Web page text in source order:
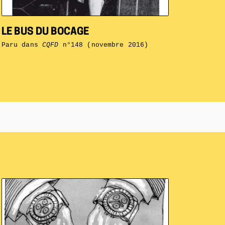
LE BUS DU BOCAGE
Paru dans CQFD n°148 (novembre 2016)